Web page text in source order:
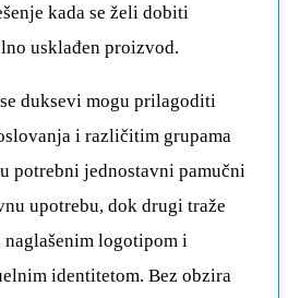
kada se želi dobiti
usklađen proizvod.
duksevi mogu prilagoditi
i različitim grupama
potrebni jednostavni pamučni
upotrebu, dok drugi traže
logotipom i
identitetom. Bez obzira